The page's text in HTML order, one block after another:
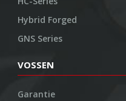
Hybrid Forged
GNS Series
VOSSEN
Garantie